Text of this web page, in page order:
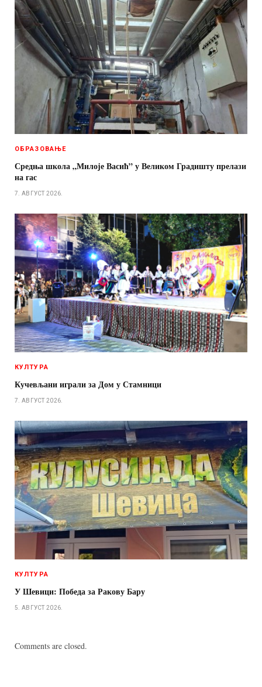
ОБРАЗОВАЊЕ
Средња школа „Милоје Васић” у Великом Градишту прелази
на гас
7. АВГУСТ 2026.
КУЛТУРА
Кучевљани играли за Дом у Стамници
7. АВГУСТ 2026.
КУЛТУРА
У Шевици: Победа за Ракову Бару
5. АВГУСТ 2026.
Comments are closed.